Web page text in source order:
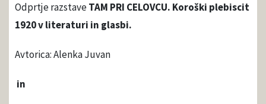
Odprtje razstaveTAM PRI CELOVCU. Koroški plebiscit
1920 v literaturi in glasbi.
Avtorica: Alenka Juvan
in